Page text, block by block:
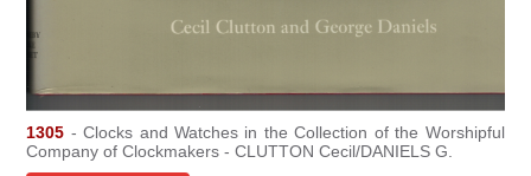
1305 - Clocks and Watches in the Collection of the Worshipful
Company of Clockmakers - CLUTTON Cecil/DANIELS G.